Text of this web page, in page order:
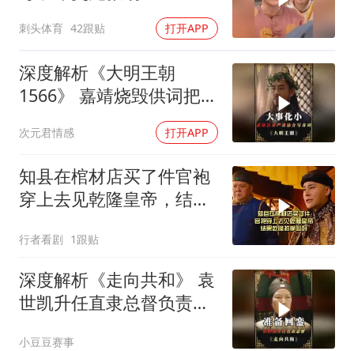
刺头体育 42跟贴 打开APP
深度解析《大明王朝
1566》 嘉靖烧毁供词把浙
次元君情感 打开APP
知县在棺材店买了件官袍
穿上去见乾隆皇帝，结果
行者看剧 1跟贴
深度解析《走向共和》 袁
世凯升任直隶总督负责接
小豆豆赛事